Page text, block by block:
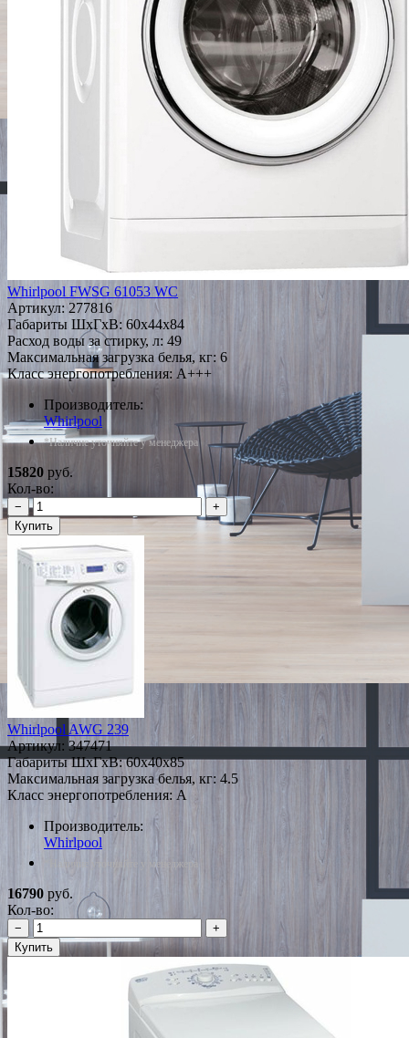
Whirlpool FWSG 61053 WC
Артикул: 277816
Габариты ШxГxВ: 60x44x84
Расход воды за стирку, л: 49
Максимальная загрузка белья, кг: 6
Класс энергопотребления: A+++
Производитель:
Whirlpool
*Наличие уточняйте у менеджера
15820 руб.
Кол-во:
−
+
Купить
Whirlpool AWG 239
Артикул: 347471
Габариты ШxГxВ: 60x40x85
Максимальная загрузка белья, кг: 4.5
Класс энергопотребления: A
Производитель:
Whirlpool
*Наличие уточняйте у менеджера
16790 руб.
Кол-во:
−
+
Купить